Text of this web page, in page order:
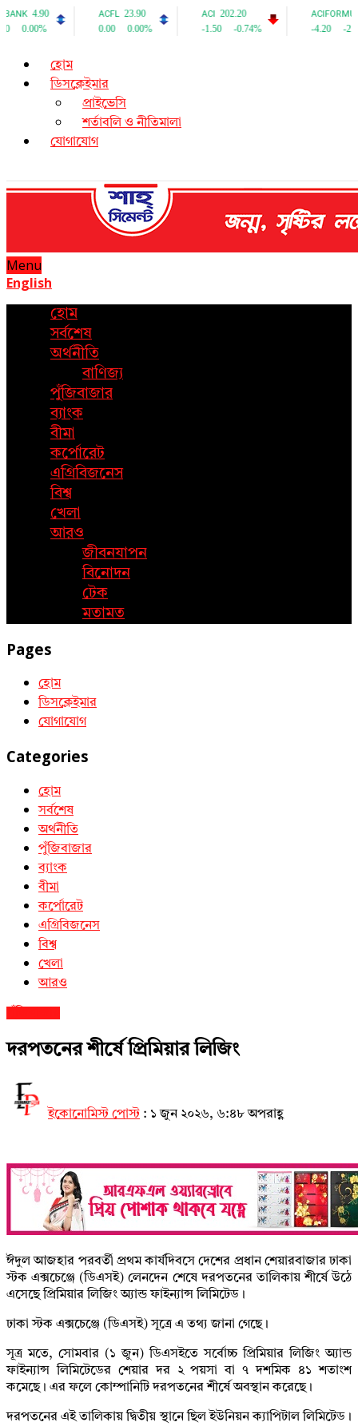
হোম
ডিসক্লেইমার
প্রাইভেসি
শর্তাবলি ও নীতিমালা
যোগাযোগ
Menu
English
হোম
সর্বশেষ
অর্থনীতি
বাণিজ্য
পুঁজিবাজার
ব্যাংক
বীমা
কর্পোরেট
এগ্রিবিজনেস
বিশ্ব
খেলা
আরও
জীবনযাপন
বিনোদন
টেক
মতামত
Pages
হোম
ডিসক্লেইমার
যোগাযোগ
Categories
হোম
সর্বশেষ
অর্থনীতি
পুঁজিবাজার
ব্যাংক
বীমা
কর্পোরেট
এগ্রিবিজনেস
বিশ্ব
খেলা
আরও
দরপতনের শীর্ষে প্রিমিয়ার লিজিং
ইকোনোমিস্ট পোস্ট : ১ জুন ২০২৬, ৬:৪৮ অপরাহ্ণ
ঈদুল আজহার পরবর্তী প্রথম কার্যদিবসে দেশের প্রধান শেয়ারবাজার ঢাকা
স্টক এক্সচেঞ্জে (ডিএসই) লেনদেন শেষে দরপতনের তালিকায় শীর্ষে উঠে
এসেছে প্রিমিয়ার লিজিং অ্যান্ড ফাইন্যান্স লিমিটেড।
ঢাকা স্টক এক্সচেঞ্জে (ডিএসই) সূত্রে এ তথ্য জানা গেছে।
সূত্র মতে, সোমবার (১ জুন) ডিএসইতে সর্বোচ্চ প্রিমিয়ার লিজিং অ্যান্ড
ফাইন্যান্স লিমিটেডের শেয়ার দর ২ পয়সা বা ৭ দশমিক ৪১ শতাংশ
কমেছে। এর ফলে কোম্পানিটি দরপতনের শীর্ষে অবস্থান করেছে।
দরপতনের এই তালিকায় দ্বিতীয় স্থানে ছিল ইউনিয়ন ক্যাপিটাল লিমিটেড।